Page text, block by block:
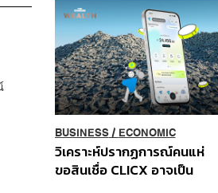
Order
BUSINESS/ ECONOMIC
วิเคราะห์ปรากฏการณ์คนแห่
ขอสินเชื่อ CLICX อาจเป็น